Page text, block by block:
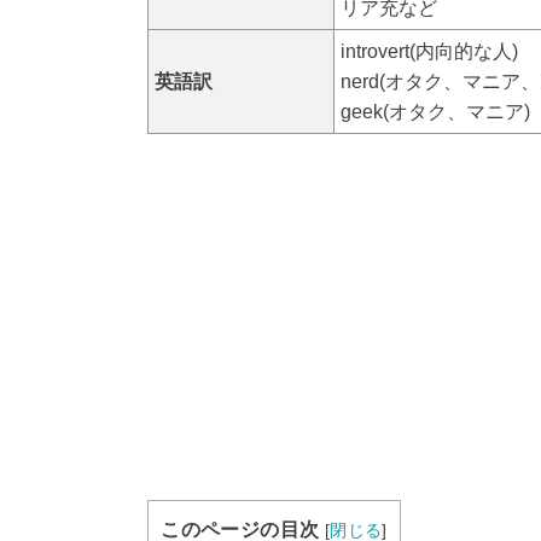
リア充など
英語訳
introvert(内向的な人)
nerd(オタク、マニア
geek(オタク、マニア)
このページの目次 [閉じる]